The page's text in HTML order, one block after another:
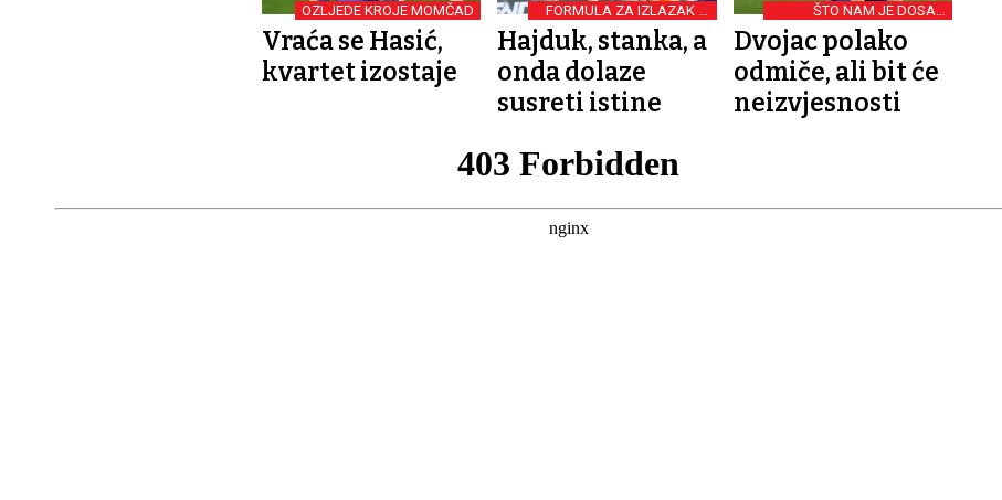
OZLJEDE KROJE MOMČAD
Vraća se Hasić,
kvartet izostaje
FORMULA ZA IZLAZAK IZ
KRIZE
Hajduk, stanka, a
onda dolaze
susreti istine
ŠTO NAM JE DOSAD
DONIO SHNL
Dvojac polako
odmiče, ali bit će
neizvjesnosti